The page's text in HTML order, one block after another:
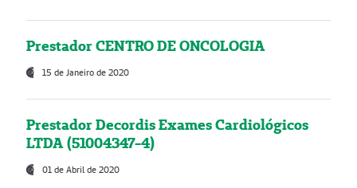
Prestador CENTRO DE ONCOLOGIA
15 de Janeiro de 2020
Prestador Decordis Exames Cardiológicos
LTDA (51004347-4)
01 de Abril de 2020